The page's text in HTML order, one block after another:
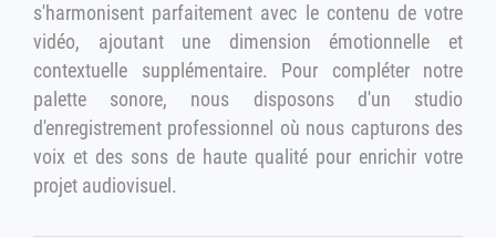
s'harmonisent parfaitement avec le contenu de votre
vidéo, ajoutant une dimension émotionnelle et
contextuelle supplémentaire. Pour compléter notre
palette sonore, nous disposons d'un studio
d'enregistrement professionnel où nous capturons des
voix et des sons de haute qualité pour enrichir votre
projet audiovisuel.